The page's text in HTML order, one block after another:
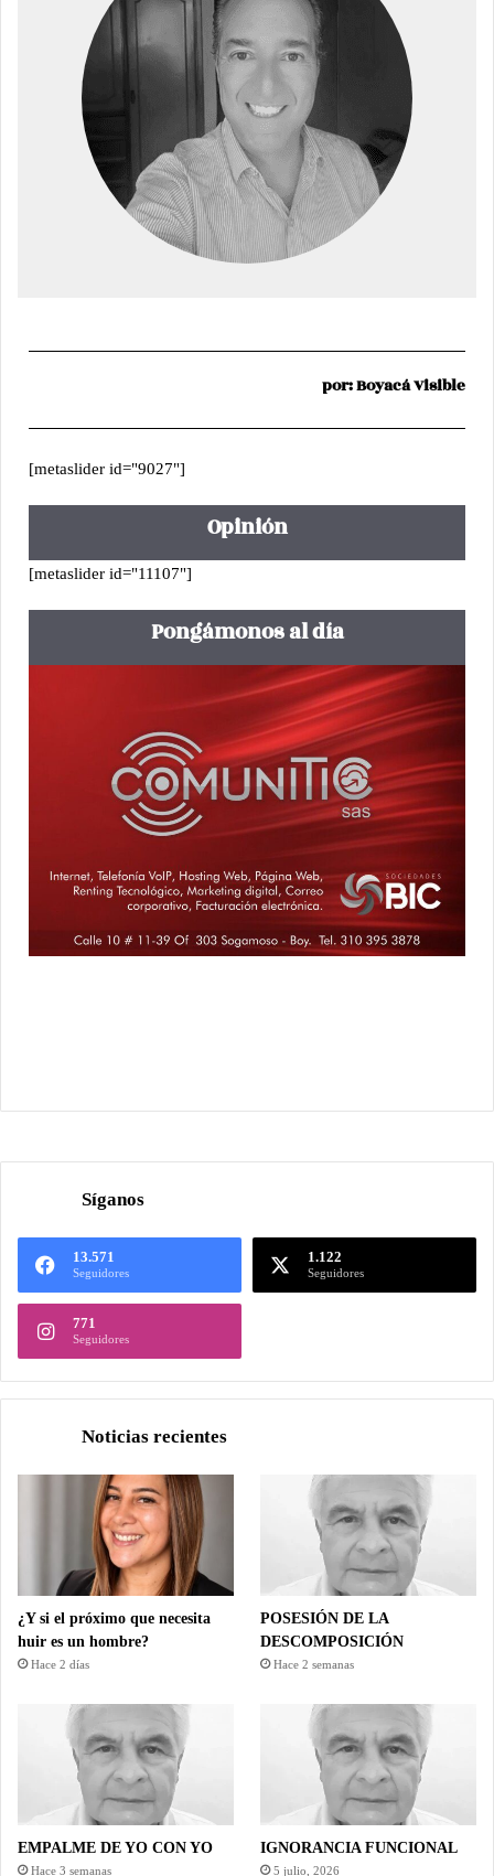
por: Boyacá Visible
[metaslider id="9027"]
Opinión
[metaslider id="11107"]
Pongámonos al día
Síganos
13.571
Seguidores
1.122
Seguidores
771
Seguidores
Noticias recientes
¿Y si el próximo que necesita
huir es un hombre?
Hace 2 días
POSESIÓN DE LA
DESCOMPOSICIÓN
Hace 2 semanas
EMPALME DE YO CON YO
Hace 3 semanas
IGNORANCIA FUNCIONAL
5 julio, 2026